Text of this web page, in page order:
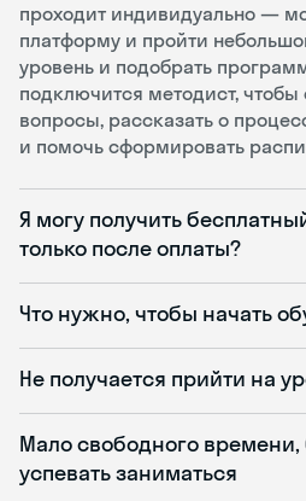
проходит индивидуально —
платформу и пройти
уровень и подобрать
подключится методист, чтобы
вопросы, рассказать о
и помочь сформировать
Я могу получить
только после оплаты?
Что нужно, чтобы начать
Не получается прийти на
Мало свободного времени,
успевать заниматься